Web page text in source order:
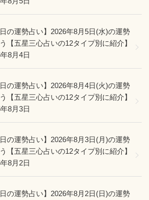
日の運勢占い】2026年8月5日(水)の運勢
【五星三心占いの12タイプ別に紹介】
8月4日
日の運勢占い】2026年8月4日(火)の運勢
【五星三心占いの12タイプ別に紹介】
8月3日
日の運勢占い】2026年8月3日(月)の運勢
【五星三心占いの12タイプ別に紹介】
8月2日
日の運勢占い】2026年8月2日(日)の運勢